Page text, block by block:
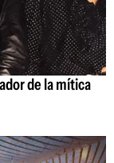
de la mítica